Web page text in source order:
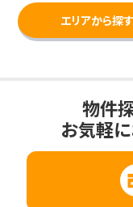
エリアから探す
物件
お気軽